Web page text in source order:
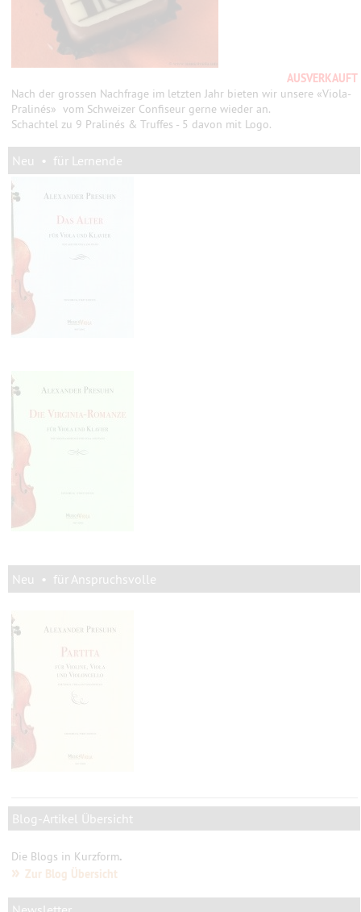
AUSVERKAUFT
Nach der grossen Nachfrage im letzten Jahr bieten wir unsere «Viola-
Pralinés» vom Schweizer Confiseur gerne wieder an.
Schachtel zu 9 Pralinés & Truffes - 5 davon mit Logo.
Neu • für Lernende
Neu • für Anspruchsvolle
Blog-Artikel Übersicht
Die Blogs in Kurzform.
» Zur Blog Übersicht